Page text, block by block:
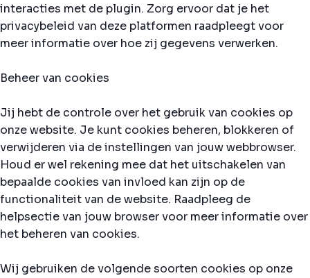
interacties met de plugin. Zorg ervoor dat je het
privacybeleid van deze platformen raadpleegt voor
meer informatie over hoe zij gegevens verwerken.
Beheer van cookies
Jij hebt de controle over het gebruik van cookies op
onze website. Je kunt cookies beheren, blokkeren of
verwijderen via de instellingen van jouw webbrowser.
Houd er wel rekening mee dat het uitschakelen van
bepaalde cookies van invloed kan zijn op de
functionaliteit van de website. Raadpleeg de
helpsectie van jouw browser voor meer informatie over
het beheren van cookies.
Wij gebruiken de volgende soorten cookies op onze